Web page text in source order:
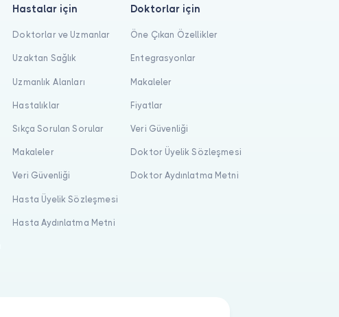
Hastalar için
Doktorlar ve Uzmanlar
Uzaktan Sağlık
Uzmanlık Alanları
Hastalıklar
Sıkça Sorulan Sorular
Makaleler
Veri Güvenliği
Hasta Üyelik Sözleşmesi
Hasta Aydınlatma Metni
Doktorlar için
Öne Çıkan Özellikler
Entegrasyonlar
Makaleler
Fiyatlar
Veri Güvenliği
Doktor Üyelik Sözleşmesi
Doktor Aydınlatma Metni